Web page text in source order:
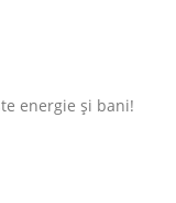
energie și bani!